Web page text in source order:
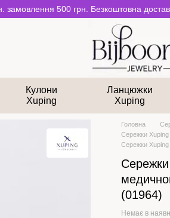
замовлення 500 грн. Безкоштовна
Кулони
Xuping
Ланцюжки
Xuping
Головна
Сережки
Сережки Xuping
(01964)
Немає в